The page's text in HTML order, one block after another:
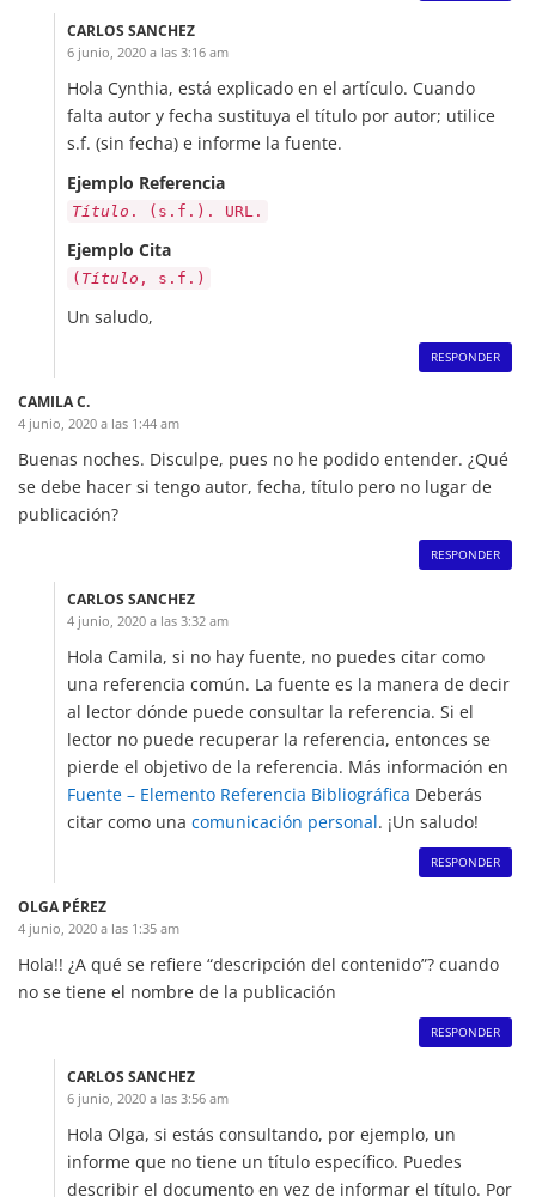
CARLOS SANCHEZ
6 junio, 2020 a las 3:16 am
Hola Cynthia, está explicado en el artículo. Cuando
falta autor y fecha sustituya el título por autor; utilice
s.f. (sin fecha) e informe la fuente.
Ejemplo Referencia
Título . (s.f.). URL.
Ejemplo Cita
( Título , s.f.)
Un saludo,
RESPONDER
CAMILA C.
4 junio, 2020 a las 1:44 am
Buenas noches. Disculpe, pues no he podido entender. ¿Qué
se debe hacer si tengo autor, fecha, título pero no lugar de
publicación?
RESPONDER
CARLOS SANCHEZ
4 junio, 2020 a las 3:32 am
Hola Camila, si no hay fuente, no puedes citar como
una referencia común. La fuente es la manera de decir
al lector dónde puede consultar la referencia. Si el
lector no puede recuperar la referencia, entonces se
pierde el objetivo de la referencia. Más información en
Fuente – Elemento Referencia Bibliográfica Deberás
citar como una comunicación personal. ¡Un saludo!
RESPONDER
OLGA PÉREZ
4 junio, 2020 a las 1:35 am
Hola!! ¿A qué se refiere “descripción del contenido”? cuando
no se tiene el nombre de la publicación
RESPONDER
CARLOS SANCHEZ
6 junio, 2020 a las 3:56 am
Hola Olga, si estás consultando, por ejemplo, un
informe que no tiene un título específico. Puedes
describir el documento en vez de informar el título. Por